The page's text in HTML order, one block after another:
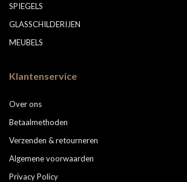
SPIEGELS
GLASSCHILDERIJEN
MEUBELS
Klantenservice
Over ons
Betaalmethoden
Verzenden & retourneren
Algemene voorwaarden
Privacy Policy